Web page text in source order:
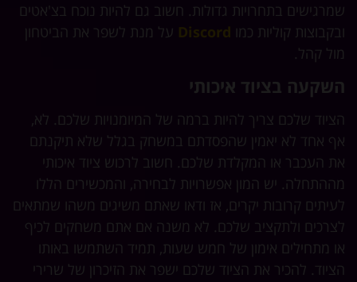
שמרגישים בתחרויות גדולות. חשוב גם להיות נוכח בצ'אטים
ובקבוצות קוליות כמו
על מנת לשפר את הביטחון
מול קהל.
השקעה בציוד איכותי
הציוד שלכם צריך להיות ברמה של המיומנויות שלכם. לא,
אף אחד לא יאמין שהפסדתם במשחק בגלל שלא תיקנתם
את העכבר או המקלדת שלכם. חשוב לרכוש ציוד איכותי
מההתחלה. יש המון אפשרויות לבחירה, והמכשירים הללו
לעיתים קרובות יקרים, אז ודאו שאתם משיגים משהו שמתאים
לצרכים ולתקציב שלכם. לא משנה אם אתם משחקים לכיף
או מתחילים אימון של חמש שעות, תמיד השתמשו באותו
הציוד. להכיר את הציוד שלכם ישפר את הזיכרון של שרירי